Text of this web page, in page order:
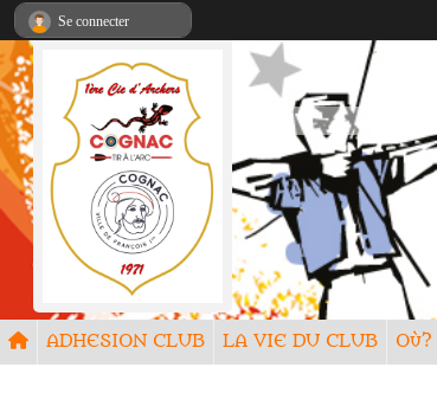
ADHESION CLUB LA VIE DU CLUB
Se connecter
Panneau de gestion des cookies